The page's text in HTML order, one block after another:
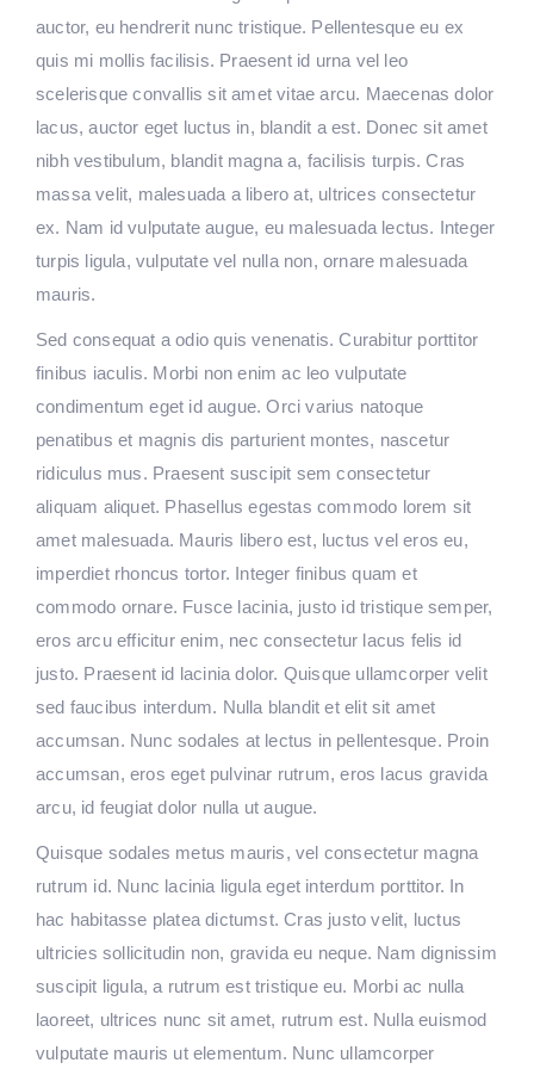
auctor, eu hendrerit nunc tristique. Pellentesque eu ex
quis mi mollis facilisis. Praesent id urna vel leo
scelerisque convallis sit amet vitae arcu. Maecenas dolor
lacus, auctor eget luctus in, blandit a est. Donec sit amet
nibh vestibulum, blandit magna a, facilisis turpis. Cras
massa velit, malesuada a libero at, ultrices consectetur
ex. Nam id vulputate augue, eu malesuada lectus. Integer
turpis ligula, vulputate vel nulla non, ornare malesuada
mauris.
Sed consequat a odio quis venenatis. Curabitur porttitor
finibus iaculis. Morbi non enim ac leo vulputate
condimentum eget id augue. Orci varius natoque
penatibus et magnis dis parturient montes, nascetur
ridiculus mus. Praesent suscipit sem consectetur
aliquam aliquet. Phasellus egestas commodo lorem sit
amet malesuada. Mauris libero est, luctus vel eros eu,
imperdiet rhoncus tortor. Integer finibus quam et
commodo ornare. Fusce lacinia, justo id tristique semper,
eros arcu efficitur enim, nec consectetur lacus felis id
justo. Praesent id lacinia dolor. Quisque ullamcorper velit
sed faucibus interdum. Nulla blandit et elit sit amet
accumsan. Nunc sodales at lectus in pellentesque. Proin
accumsan, eros eget pulvinar rutrum, eros lacus gravida
arcu, id feugiat dolor nulla ut augue.
Quisque sodales metus mauris, vel consectetur magna
rutrum id. Nunc lacinia ligula eget interdum porttitor. In
hac habitasse platea dictumst. Cras justo velit, luctus
ultricies sollicitudin non, gravida eu neque. Nam dignissim
suscipit ligula, a rutrum est tristique eu. Morbi ac nulla
laoreet, ultrices nunc sit amet, rutrum est. Nulla euismod
vulputate mauris ut elementum. Nunc ullamcorper